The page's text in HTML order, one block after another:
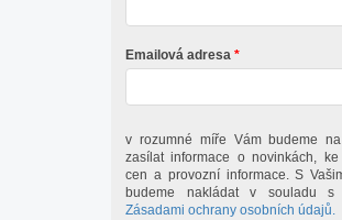
Emailová adresa
v rozumné míře Vám budeme na
zasílat informace o novinkách, ke
cen a provozní informace. S
budeme nakládat v souladu s
Zásadami ochrany osobních údajů.